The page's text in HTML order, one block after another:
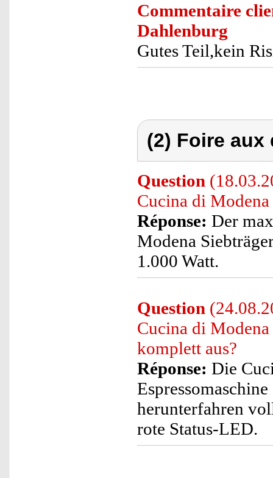
Commentaire
Dahlenburg
Gutes Teil,kein
(2) Foire
Question
Cucina di
Réponse: Der
Modena
1.000 Watt.
Question
Cucina di
komplett aus?
Réponse: Die
herunterfahren
rote Status-LED.